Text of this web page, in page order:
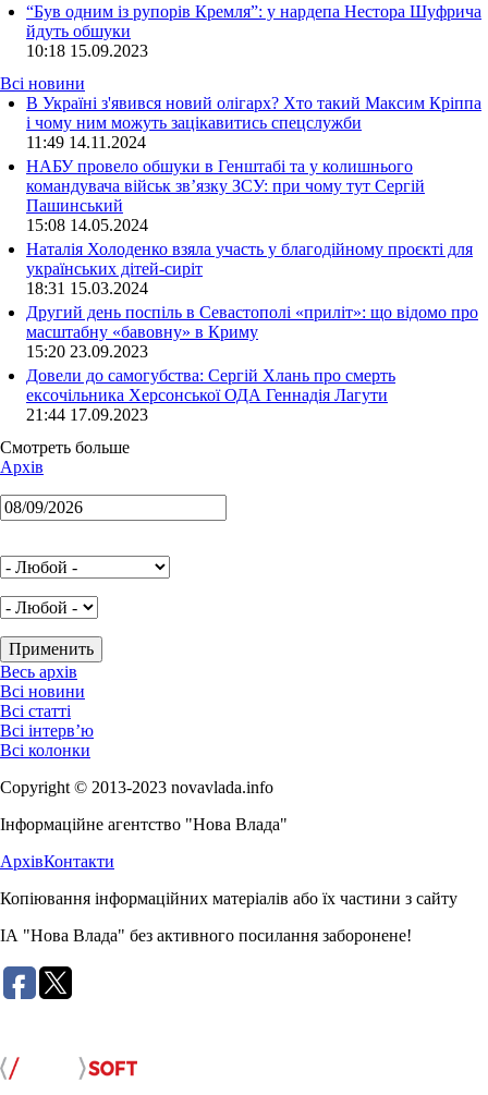
“Був одним із рупорів Кремля”: у нардепа Нестора Шуфрича
йдуть обшуки
10:18 15.09.2023
Всі новини
В Україні з'явився новий олігарх? Хто такий Максим Кріппа
і чому ним можуть зацікавитись спецслужби
11:49 14.11.2024
НАБУ провело обшуки в Генштабі та у колишнього
командувача військ зв’язку ЗСУ: при чому тут Сергій
Пашинський
15:08 14.05.2024
Наталія Холоденко взяла участь у благодійному проєкті для
українських дітей-сиріт
18:31 15.03.2024
Другий день поспіль в Севастополі «приліт»: що відомо про
масштабну «бавовну» в Криму
15:20 23.09.2023
Довели до самогубства: Сергій Хлань про смерть
ексочільника Херсонської ОДА Геннадія Лагути
21:44 17.09.2023
Смотреть больше
Архів
Весь архів
Всі новини
Всі статті
Всі інтерв’ю
Всі колонки
Copyright © 2013-2023 novavlada.info
Інформаційне агентство "Нова Влада"
АрхівКонтакти
Копіювання інформаційних матеріалів або їх частини з сайту
ІА "Нова Влада" без активного посилання заборонене!